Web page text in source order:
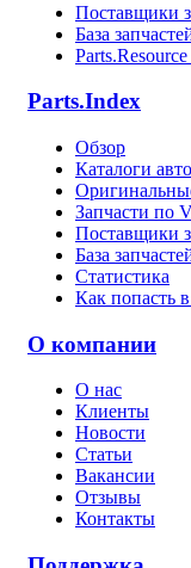
Поставщики
База
Parts.Index
Обзор
Каталоги
Запчасти по
Поставщики
База
Статистика
Как попасть в
О компании
О нас
Клиенты
Новости
Статьи
Вакансии
Отзывы
Контакты